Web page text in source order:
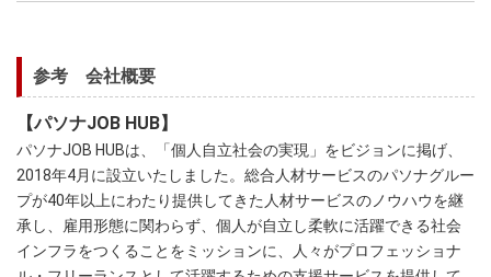
参考 会社概要
【パソナJOB HUB】
パソナJOB HUBは、「個人自立社会の実現」をビジョンに掲げ、
2018年4月に設立いたしました。総合人材サービスのパソナグルー
プが40年以上にわたり提供してきた人材サービスのノウハウを継
承し、雇用形態に関わらず、個人が自立し柔軟に活躍できる社会
インフラをつくることをミッションに、人々がプロフェッショナ